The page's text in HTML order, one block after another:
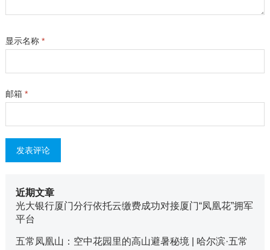
显示名称 *
邮箱 *
近期文章
光大银行厦门分行依托云缴费成功对接厦门“凤凰花”拥军
平台
五常凤凰山：空中花园里的高山避暑秘境 | 哈尔滨·五常